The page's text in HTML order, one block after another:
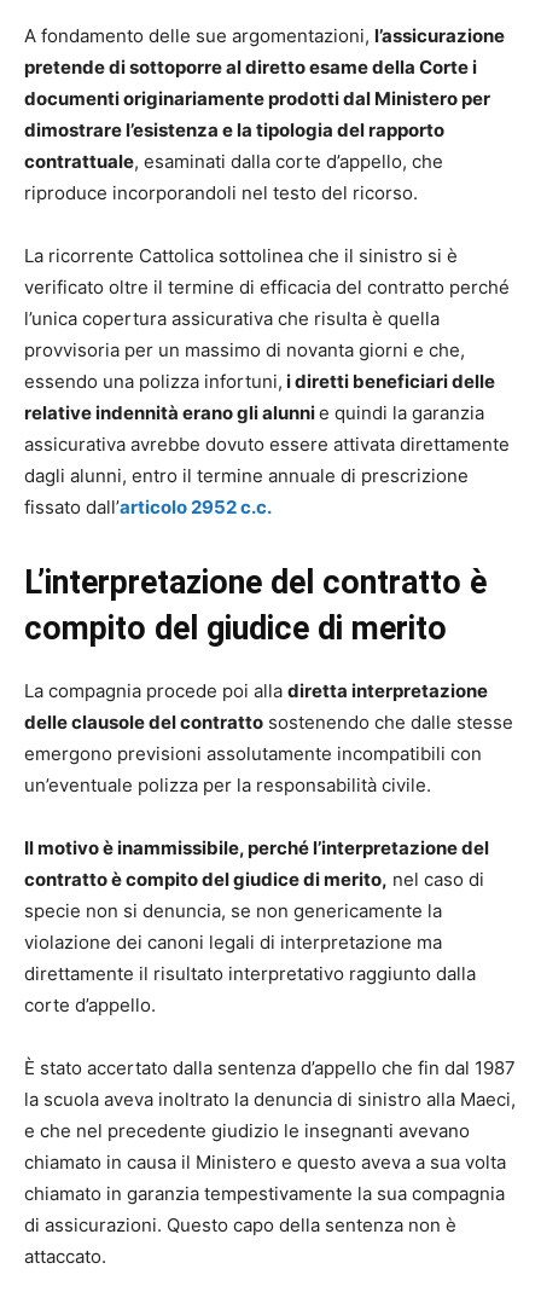
A fondamento delle sue argomentazioni, l’assicurazione
pretende di sottoporre al diretto esame della Corte i
documenti originariamente prodotti dal Ministero per
dimostrare l’esistenza e la tipologia del rapporto
contrattuale, esaminati dalla corte d’appello, che
riproduce incorporandoli nel testo del ricorso.
La ricorrente Cattolica sottolinea che il sinistro si è
verificato oltre il termine di efficacia del contratto perché
l’unica copertura assicurativa che risulta è quella
provvisoria per un massimo di novanta giorni e che,
essendo una polizza infortuni, i diretti beneficiari delle
relative indennità erano gli alunnie quindi la garanzia
assicurativa avrebbe dovuto essere attivata direttamente
dagli alunni, entro il termine annuale di prescrizione
fissato dall’articolo 2952 c.c.
L’interpretazione del contratto è
compito del giudice di merito
La compagnia procede poi alla diretta interpretazione
delle clausole del contratto sostenendo che dalle stesse
emergono previsioni assolutamente incompatibili con
un’eventuale polizza per la responsabilità civile.
Il motivo è inammissibile, perché l’interpretazione del
contratto è compito del giudice di merito, nel caso di
specie non si denuncia, se non genericamente la
violazione dei canoni legali di interpretazione ma
direttamente il risultato interpretativo raggiunto dalla
corte d’appello.
È stato accertato dalla sentenza d’appello che fin dal 1987
la scuola aveva inoltrato la denuncia di sinistro alla Maeci,
e che nel precedente giudizio le insegnanti avevano
chiamato in causa il Ministero e questo aveva a sua volta
chiamato in garanzia tempestivamente la sua compagnia
di assicurazioni. Questo capo della sentenza non è
attaccato.